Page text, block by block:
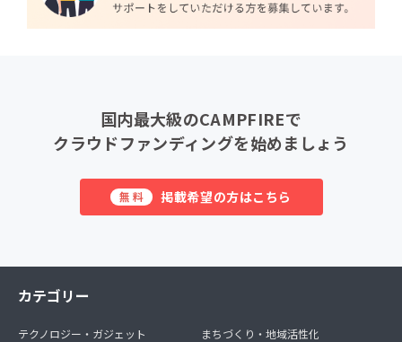
国内最大級のCAMPFIREで
クラウドファンディングを始めましょう
無料 掲載希望の方はこちら
カテゴリー
テクノロジー・ガジェット
まちづくり・地域活性化